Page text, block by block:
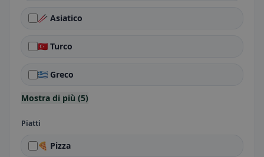
🥢 Asiatico
🇹🇷 Turco
🇬🇷 Greco
Mostra di più (5)
Piatti
🍕 Pizza